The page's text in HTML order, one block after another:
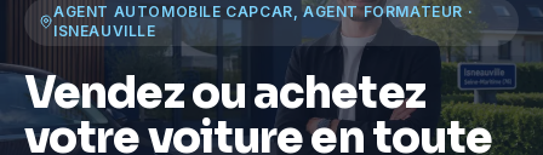
AGENT AUTOMOBILE CAPCAR, AGENT FORMATEUR ·
ISNEAUVILLE
Vendez ou achetez
votre voiture en toute